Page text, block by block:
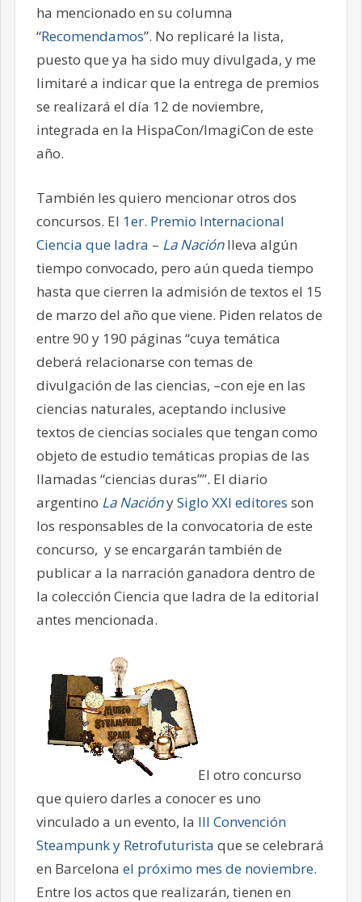
ha mencionado en su columna
“Recomendamos”. No replicaré la lista,
puesto que ya ha sido muy divulgada, y me
limitaré a indicar que la entrega de premios
se realizará el día 12 de noviembre,
integrada en la HispaCon/ImagiCon de este
año.
También les quiero mencionar otros dos
concursos. El 1er. Premio Internacional
Ciencia que ladra – La Naciónlleva algún
tiempo convocado, pero aún queda tiempo
hasta que cierren la admisión de textos el 15
de marzo del año que viene. Piden relatos de
entre 90 y 190 páginas “cuya temática
deberá relacionarse con temas de
divulgación de las ciencias, –con eje en las
ciencias naturales, aceptando inclusive
textos de ciencias sociales que tengan como
objeto de estudio temáticas propias de las
llamadas “ciencias duras””.El diario
argentino La NaciónySiglo XXI editores son
los responsables de la convocatoria de este
concurso, y se encargarán también de
publicar a la narración ganadora dentro de
la colección Ciencia que ladra de la editorial
antes mencionada.
El otro concurso
que quiero darles a conocer es uno
vinculado a un evento, la III Convención
Steampunk y Retrofuturista que se celebrará
en Barcelona el próximo mes de noviembre.
Entre los actos que realizarán, tienen en